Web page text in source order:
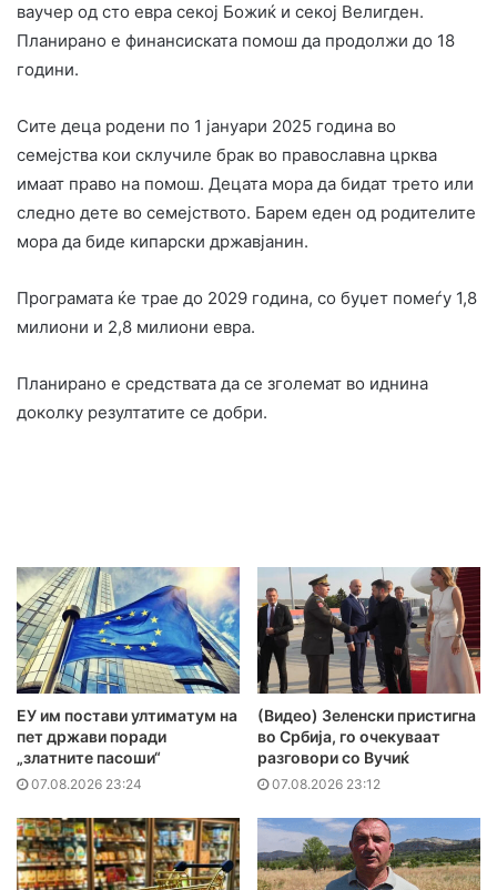
ваучер од сто евра секој Божиќ и секој Велигден.
Планирано е финансиската помош да продолжи до 18
години.
Сите деца родени по 1 јануари 2025 година во
семејства кои склучиле брак во православна црква
имаат право на помош. Децата мора да бидат трето или
следно дете во семејството. Барем еден од родителите
мора да биде кипарски државјанин.
Програмата ќе трае до 2029 година, со буџет помеѓу 1,8
милиони и 2,8 милиони евра.
Планирано е средствата да се зголемат во иднина
доколку резултатите се добри.
ЕУ им постави ултиматум на
пет држави поради
„златните пасоши“
07.08.2026 23:24
(Видео) Зеленски пристигна
во Србија, го очекуваат
разговори со Вучиќ
07.08.2026 23:12